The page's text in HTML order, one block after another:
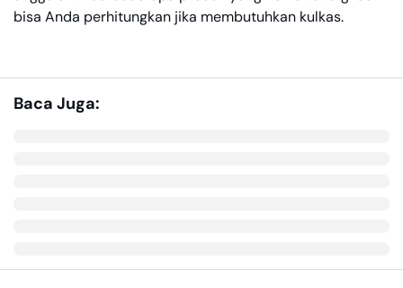
bisa Anda perhitungkan jika membutuhkan kulkas.
Baca Juga: